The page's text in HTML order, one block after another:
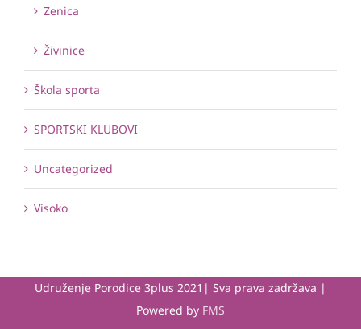
Zenica
Živinice
Škola sporta
SPORTSKI KLUBOVI
Uncategorized
Visoko
Udruženje Porodice 3plus 2021| Sva prava zadržava |
Powered by FMS